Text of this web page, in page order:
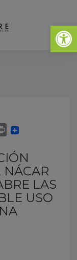
Abrir
NÁCAR
LAS
USO